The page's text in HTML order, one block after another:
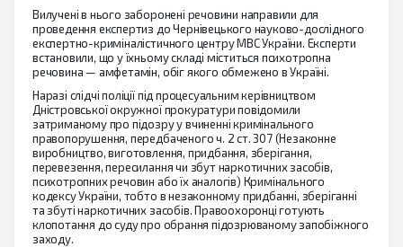
Вилучені в нього заборонені речовини направили для
проведення експертиз до Чернівецького науково-дослідного
експертно-криміналістичного центру МВС України. Експерти
встановили, що у їхньому складі міститься психотропна
речовина — амфетамін, обіг якого обмежено в Україні.
Наразі слідчі поліції під процесуальним керівництвом
Дністровської окружної прокуратури повідомили
затриманому про підозру у вчиненні кримінального
правопорушення, передбаченого ч. 2 ст. 307 (Незаконне
виробництво, виготовлення, придбання, зберігання,
перевезення, пересилання чи збут наркотичних засобів,
психотропних речовин або їх аналогів) Кримінального
кодексу України, тобто в незаконному придбанні, зберіганні
та збуті наркотичних засобів. Правоохоронці готують
клопотання до суду про обрання підозрюваному запобіжного
заходу.